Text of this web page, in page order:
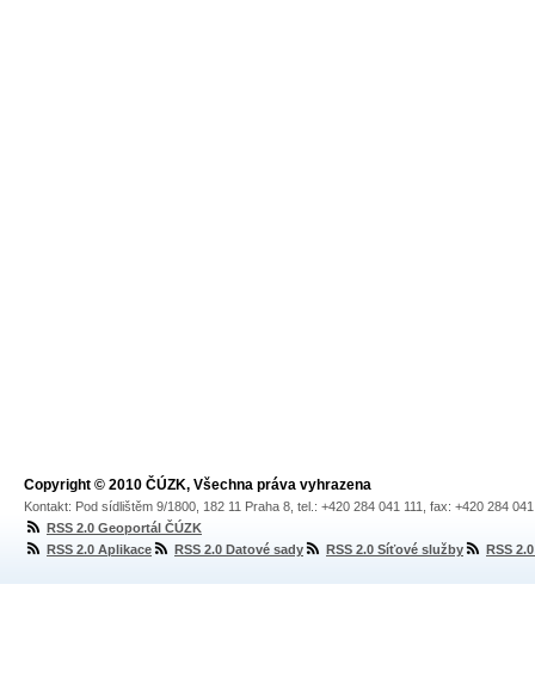
Copyright © 2010 ČÚZK, Všechna práva vyhrazena
Kontakt: Pod sídlištěm 9/1800, 182 11 Praha 8, tel.: +420 284 041 111, fax: +420 284
RSS 2.0 Geoportál ČÚZK
RSS 2.0 Aplikace
RSS 2.0 Datové sady RSS 2.0 Síťové služby RSS